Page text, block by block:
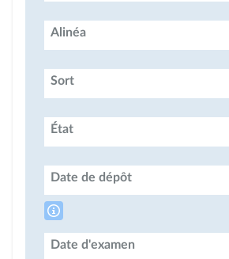
Alinéa
Sort
État
Date de dépôt
Date d'examen